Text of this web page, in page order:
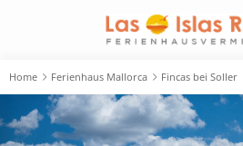
Home Ferienhaus Mallorca Fincas bei Soller